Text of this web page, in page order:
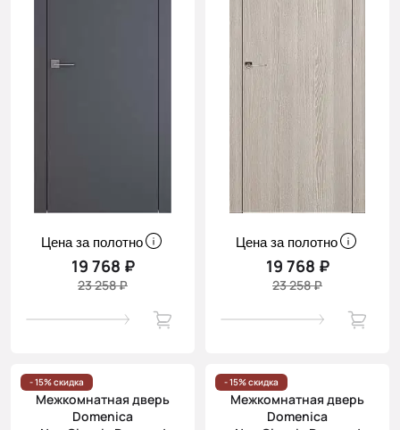
Цена за полотно
19 768 ₽
23 258 ₽
Цена за полотно
19 768 ₽
23 258 ₽
- 15% скидка
Межкомнатная дверь
Domenica
- 15% скидка
Межкомнатная дверь
Domenica